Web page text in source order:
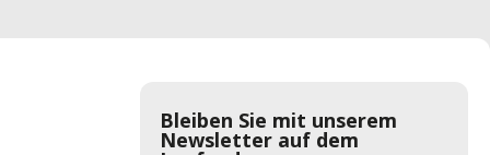
Bleiben Sie mit unserem
Newsletter auf dem